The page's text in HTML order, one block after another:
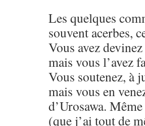
Les quelques
souvent acerbes,
Vous avez
mais vous l’avez
Vous soutenez, à
mais vous en
d’Urosawa.
(que j’ai tout de